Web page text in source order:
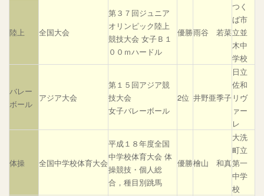
陸上 全国大会
第３７回ジュニア
オリンピック陸上
競技大会 女子Ｂ１
００ｍハードル
優勝雨谷 若菜
つく
ば市
立並
木中
学校
バレー
ボール
アジア大会
第１５回アジア競
技大会
女子バレーボール
2位 井野亜季子
日立
佐和
リヴ
ァー
レ
体操 全国中学校体育大会
平成１８年度全国
中学校体育大会 体
操競技・個人総
合，種目別跳馬
優勝檜山 和真
大洗
町立
第一
中学
校